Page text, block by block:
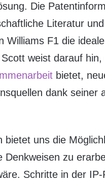
Die
Literatur
Williams F1 die
weist darauf
bietet,
dank seiner
bietet uns die
Denkweisen zu
Schritte in der